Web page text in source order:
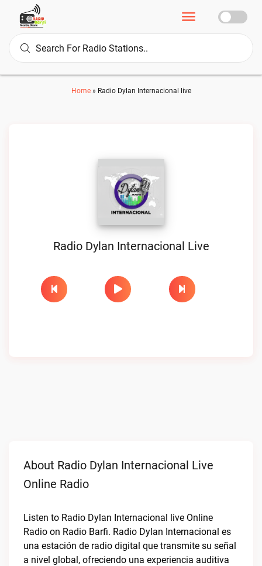
Home» Radio Dylan Internacional live
Radio Dylan Internacional Live
About Radio Dylan Internacional Live
Online Radio
Listen to Radio Dylan Internacional live Online
Radio on Radio Barfi. Radio Dylan Internacional es
una estación de radio digital que transmite su señal
a nivel global, ofreciendo una experiencia auditiva